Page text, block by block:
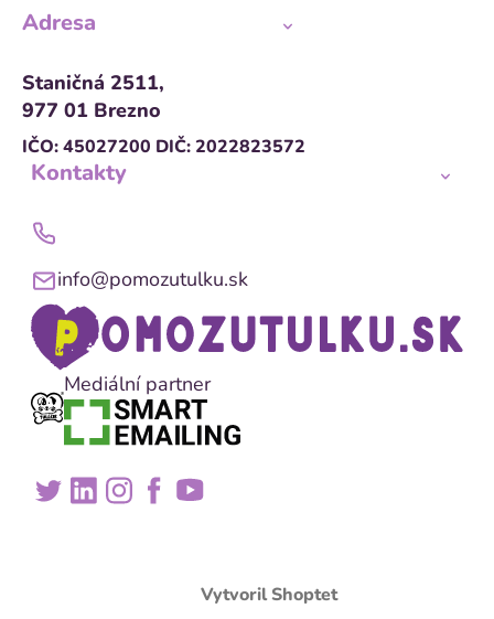
Adresa
Staničná 2511,
977 01 Brezno
IČO: 45027200 DIČ: 2022823572
Kontakty
info@pomozutulku.sk
Mediální partner
Vytvoril Shoptet